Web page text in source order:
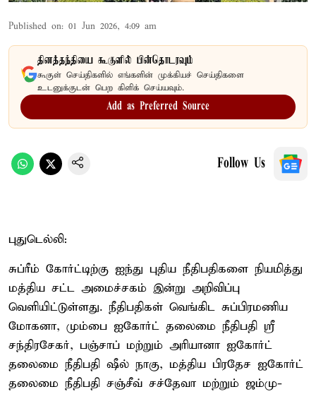
Published on: 01 Jun 2026, 4:09 am
தினத்தந்தியை கூகுளில் பின்தொடரவும்
கூகுள் செய்திகளில் எங்களின் முக்கியச் செய்திகளை
உடனுக்குடன் பெற கிளிக் செய்யவும்.
Add as Preferred Source
Follow Us
புதுடெல்லி:
சுப்ரீம் கோர்ட்டிற்கு ஐந்து புதிய நீதிபதிகளை நியமித்து
மத்திய சட்ட அமைச்சகம் இன்று அறிவிப்பு
வெளியிட்டுள்ளது. நீதிபதிகள் வெங்கிட சுப்பிரமணிய
மோகனா, மும்பை ஐகோர்ட் தலைமை நீதிபதி ஸ்ரீ
சந்திரசேகர், பஞ்சாப் மற்றும் அரியானா ஐகோர்ட்
தலைமை நீதிபதி ஷீல் நாகு, மத்திய பிரதேச ஐகோர்ட்
தலைமை நீதிபதி சஞ்சீவ் சச்தேவா மற்றும் ஜம்மு-